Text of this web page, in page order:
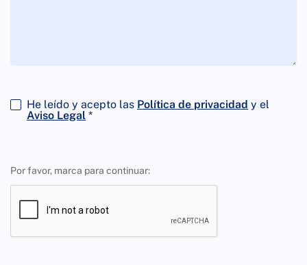
He leído y acepto las Política de privacidad y el
Aviso Legal *
Por favor, marca para continuar: